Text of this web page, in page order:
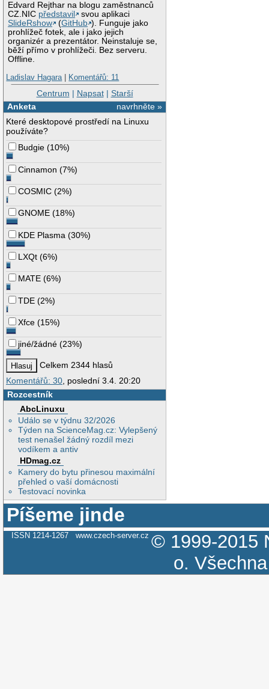
Edvard Rejthar na blogu zaměstnanců
CZ.NIC představil
svou aplikaci
SlideRshow
(GitHub ). Funguje jako
prohlížeč fotek, ale i jako jejich
organizér a prezentátor. Neinstaluje se,
běží přímo v prohlížeči. Bez serveru.
Offline.
Ladislav Hagara| Komentářů: 11
Centrum | Napsat| Starší
navrhněte »
Anketa
Které desktopové prostředí na Linuxu
používáte?
Budgie (10%)
Cinnamon (7%)
COSMIC (2%)
GNOME (18%)
KDE Plasma (30%)
LXQt (6%)
MATE (6%)
TDE (2%)
Xfce (15%)
jiné/žádné (23%)
Celkem 2344 hlasů
Komentářů: 30 , poslední 3.4. 20:20
Rozcestník
AbcLinuxu
Událo se v týdnu 32/2026
Týden na ScienceMag.cz: Vylepšený
test nenašel žádný rozdíl mezi
vodíkem a antiv
HDmag.cz
Kamery do bytu přinesou maximální
přehled o vaší domácnosti
Testovací novinka
Píšeme jinde
ISSN 1214-1267 www.czech-server.cz © 1999-2015
o.